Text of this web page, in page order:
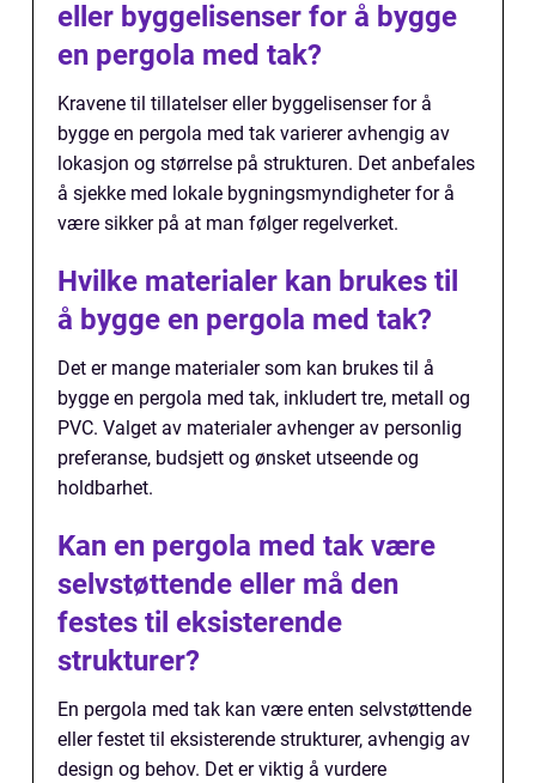
eller byggelisenser for å bygge
en pergola med tak?
Kravene til tillatelser eller byggelisenser for å
bygge en pergola med tak varierer avhengig av
lokasjon og størrelse på strukturen. Det anbefales
å sjekke med lokale bygningsmyndigheter for å
være sikker på at man følger regelverket.
Hvilke materialer kan brukes til
å bygge en pergola med tak?
Det er mange materialer som kan brukes til å
bygge en pergola med tak, inkludert tre, metall og
PVC. Valget av materialer avhenger av personlig
preferanse, budsjett og ønsket utseende og
holdbarhet.
Kan en pergola med tak være
selvstøttende eller må den
festes til eksisterende
strukturer?
En pergola med tak kan være enten selvstøttende
eller festet til eksisterende strukturer, avhengig av
design og behov. Det er viktig å vurdere